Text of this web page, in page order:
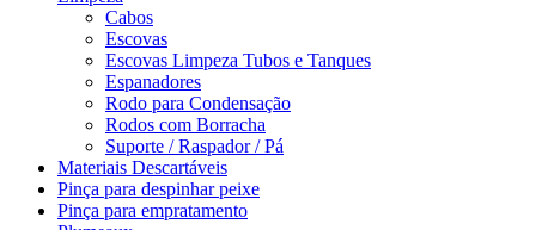
Cabos
Escovas
Escovas Limpeza Tubos e Tanques
Espanadores
Rodo para Condensação
Rodos com Borracha
Suporte / Raspador / Pá
Materiais Descartáveis
Pinça para despinhar peixe
Pinça para empratamento